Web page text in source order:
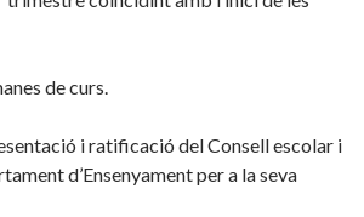
de curs.
i ratificació del Consell escolar i
d’Ensenyament per a la seva